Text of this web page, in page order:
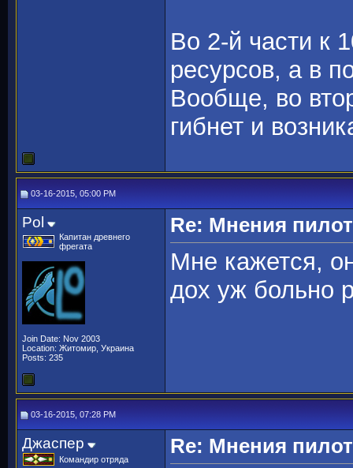
Во 2-й части к
ресурсов, а в
Вообще, во
гибнет и
03-16-2015, 05:00 PM
Pol
Капитан древнего
фрегата
Join Date: Nov 2003
Location: Житомир, Украина
Posts: 235
Re: Мнения
Мне кажется,
дох уж больно
03-16-2015, 07:28 PM
Джаспер
Командир отряда
Re: Мнения